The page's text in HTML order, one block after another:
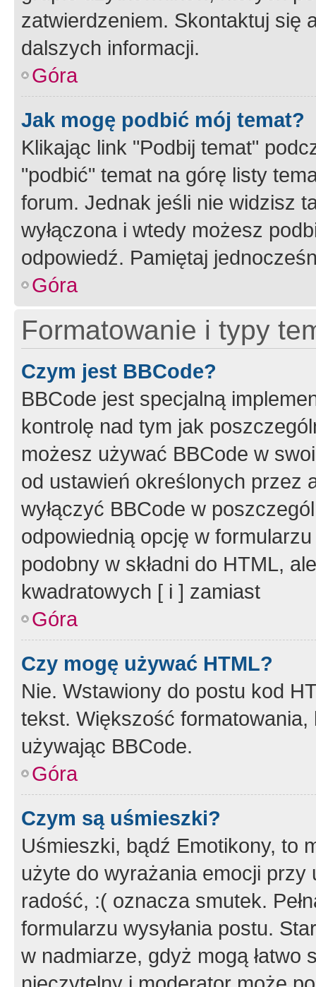
zatwierdzeniem. Skontaktuj się
dalszych informacji.
Góra
Jak mogę podbić mój temat?
Klikając link "Podbij temat"
"podbić" temat na górę listy
forum. Jednak jeśli nie widzisz
wyłączona i wtedy możesz
odpowiedź. Pamiętaj
Góra
Formatowanie i typy
Czym jest BBCode?
BBCode jest specjalną
kontrolę nad tym jak
możesz używać BBCode w
od ustawień określonych przez
wyłączyć BBCode w
odpowiednią opcję w
podobny w składni do HTML,
kwadratowych [ i ] zamiast
Góra
Czy mogę używać HTML?
Nie. Wstawiony do postu kod
tekst. Większość
używając BBCode.
Góra
Czym są uśmieszki?
Uśmieszki, bądź Emotikony, to
użyte do wyrażania emocji
radość, :( oznacza smutek.
formularzu wysyłania postu.
w nadmiarze, gdyż mogą